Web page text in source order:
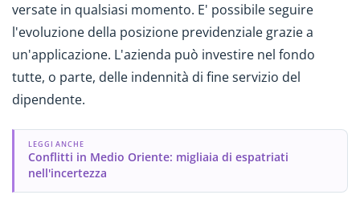
versate in qualsiasi momento. E' possibile seguire
l'evoluzione della posizione previdenziale grazie a
un'applicazione. L'azienda può investire nel fondo
tutte, o parte, delle indennità di fine servizio del
dipendente.
LEGGI ANCHE
Conflitti in Medio Oriente: migliaia di espatriati
nell'incertezza